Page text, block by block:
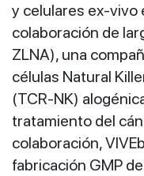
y celulares ex‑vivo
colaboración de
ZLNA), una
células Natural
(TCR‑NK)
tratamiento del
colaboración,
fabricación GMP